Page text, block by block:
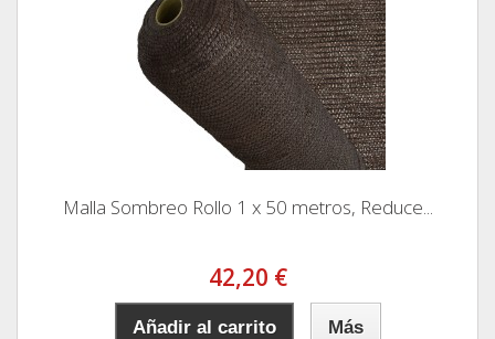
Malla Sombreo Rollo 1 x 50 metros, Reduce...
42,20 €
Añadir al carrito Más